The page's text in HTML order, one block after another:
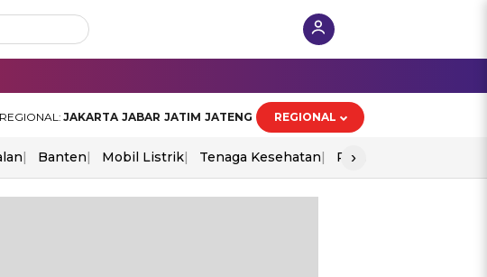
JAKARTA JABAR JATIM JATENG REGIONAL
Banten Mobil Listrik Tenaga Kesehatan Perang As-Iran
›